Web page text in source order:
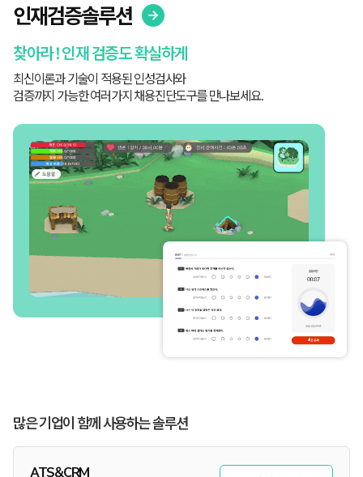
인재검증솔루션
찾아라 ! 인재 검증도 확실하게
최신이론과 기술이 적용된 인성검사와
검증까지 가능한 여러가지 채용진단도구를 만나보세요.
많은 기업이 함께 사용하는 솔루션
ATS&CRM